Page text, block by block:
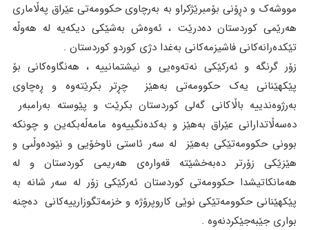
مووشەک و دڕۆنى بۆمبرێژکراو بە بەرچاوى حکوومەتى عێراق پەڵامارى
هەرێمى کوردستان دەدرێت ، ئەوەش بەشێکى دیکەیە لە هەوڵە
تێکدەرانەکانى فاشیزمەکانى بەغدا دژى کوردو کوردستان .
زۆر گرنگە و ئەرکێکى نەتەوەیی و نیشتمانییە ، هەنگاوەکانى بۆ
پێکهێنانى یەک حکوومەتى بەهێز چڕتر بکرێتەوە و ڕەچاوى
بەرژوەندییە باڵاکانى گەلى کوردستان بکرێت و پێوستە بەرامبەر
دەسەڵاتدارانى عێراق بەهێز و بەکدەنگییەوە مامەڵەبکەین و چونکە
بوونى حکوومەتێکى بەهێز لە سەر ئاستى ناوخۆیی و نێودەوڵىى و
هێزێکى زۆرتر دەبەخشێتە قەوارەى هەریمى کوردستان و لە
هەمانکاتیشدا حکوومەتى کوردستان ئەرکێکى زۆر لە سەر شانە بە
پێکهێنانى حکوومەتێکى نوێى کاروپرۆژە و خزمەتگوزارییەکانى دەچنە
بوارى جێبەجێکردنەوە .